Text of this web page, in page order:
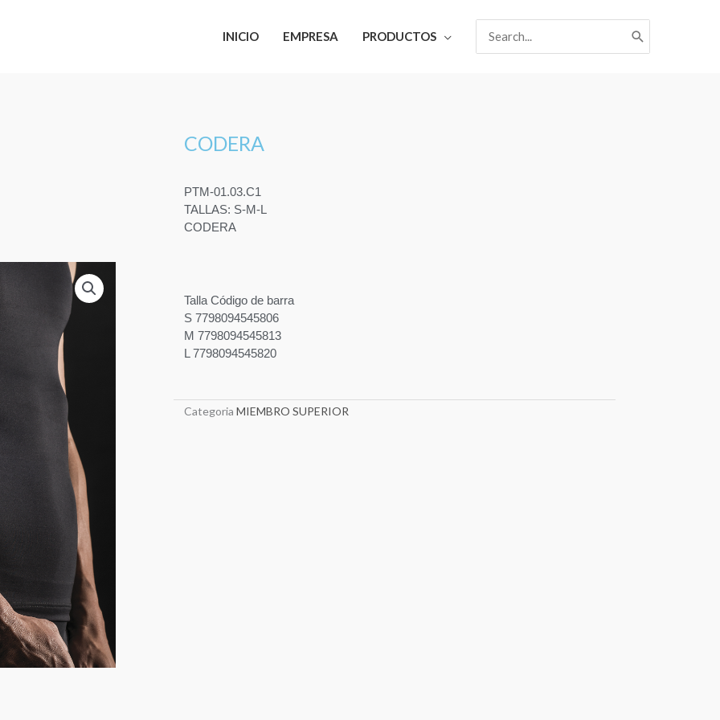
INICIO EMPRESA PRODUCTOS
for:
CODERA
PTM-01.03.C1
TALLAS: S-M-L
CODERA
Talla Código de barra
S 7798094545806
M 7798094545813
L 7798094545820
Categoria MIEMBRO SUPERIOR